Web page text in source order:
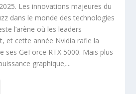
Les innovations majeures du
dans le monde des technologies
l’arène où les leaders
et cette année Nvidia rafle la
ses GeForce RTX 5000. Mais plus
graphique,...